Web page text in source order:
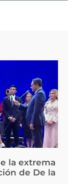
la extrema
de De la